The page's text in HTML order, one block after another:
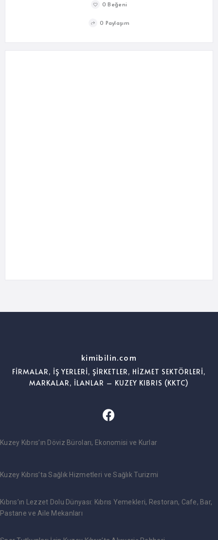
0 Beğeni
0 Paylaşım
kimibilin.com
FİRMALAR, İŞ YERLERİ, ŞİRKETLER, HİZMET SEKTÖRLERİ,
MARKALAR, İLANLAR – KUZEY KIBRIS (KKTC)
Kuzey Kıbrıs’ın Döviz Büroları, Ekonomisi ve Kurlar
Kuzey Kıbrıs’ta Sağlık Hizmetleri ve Sağlık Turizmi
Kıbrıs’ın Lezzet Dolu Dünyası: Kıbrıs Yemekleri, Restoran, Cafe, Bar,
Pastane ve Aile Mekanları